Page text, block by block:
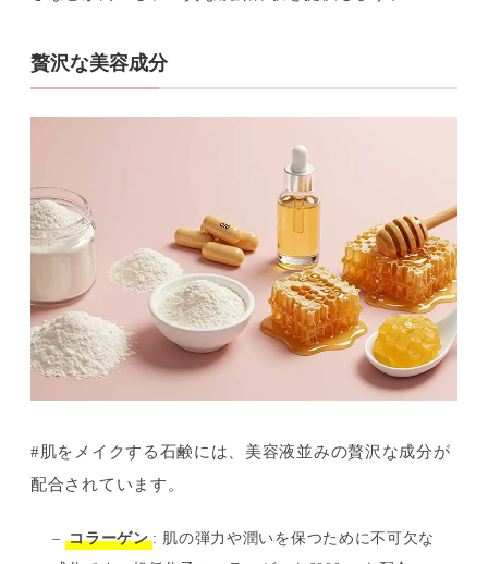
贅沢な美容成分
#肌をメイクする石鹸には、美容液並みの贅沢な成分が
配合されています。
– コラーゲン : 肌の弾力や潤いを保つために不可欠な